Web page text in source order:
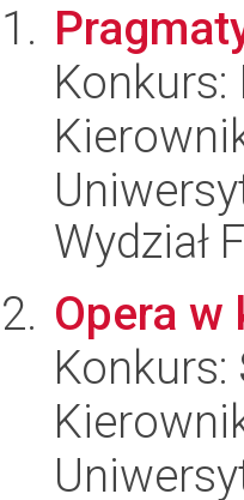
Konkurs:
Wydział
Opera w
Konkurs: